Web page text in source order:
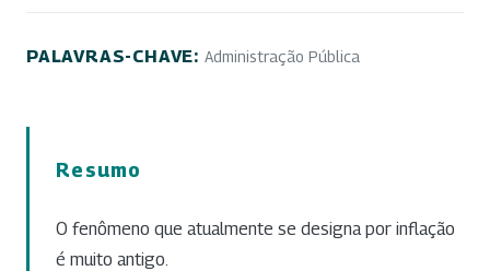
PALAVRAS-CHAVE: Administração Pública
Resumo
O fenômeno que atualmente se designa por inflação
é muito antigo.